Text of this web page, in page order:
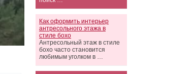
Как оформить интерьер
антресольного этажа в
стиле бохо
Антресольный этаж в стиле
бохо часто становится
любимым уголком в …